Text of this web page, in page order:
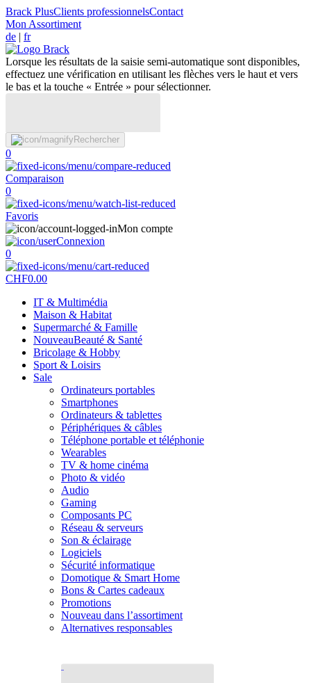
Brack PlusClients professionnelsContact
Mon Assortiment
de | fr
Lorsque les résultats de la saisie semi-automatique sont disponibles,
effectuez une vérification en utilisant les flèches vers le haut et vers
le bas et la touche « Entrée » pour sélectionner.
Rechercher
0
Comparaison
0
Favoris
Mon compte
Connexion
0
CHF0.00
IT & Multimédia
Maison & Habitat
Supermarché & Famille
NouveauBeauté & Santé
Bricolage & Hobby
Sport & Loisirs
Sale
Ordinateurs portables
Smartphones
Ordinateurs & tablettes
Périphériques & câbles
Téléphone portable et téléphonie
Wearables
TV & home cinéma
Photo & vidéo
Audio
Gaming
Composants PC
Réseau & serveurs
Son & éclairage
Logiciels
Sécurité informatique
Domotique & Smart Home
Bons & Cartes cadeaux
Promotions
Nouveau dans l’assortiment
Alternatives responsables